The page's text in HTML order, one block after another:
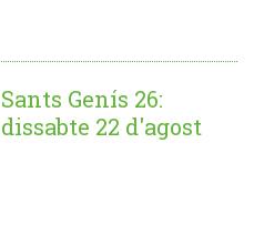
Sants Genís 26:
dissabte 22 d'agost